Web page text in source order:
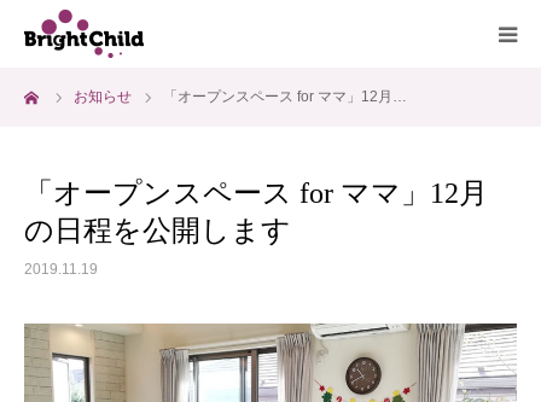
お知らせ 「オープンスペース for ママ」12月…
「オープンスペース for ママ」12月
の日程を公開します
2019.11.19
ホーム
プログラム
ご利用料金